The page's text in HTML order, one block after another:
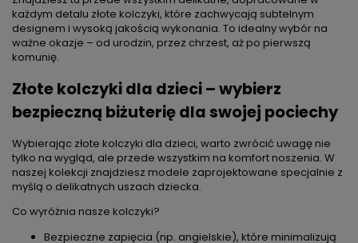
każdym detalu złote kolczyki, które zachwycają subtelnym
designem i wysoką jakością wykonania. To idealny wybór na
ważne okazje – od urodzin, przez chrzest, aż po pierwszą
komunię.
Złote kolczyki dla dzieci – wybierz
bezpieczną biżuterię dla swojej pociechy
Wybierając złote kolczyki dla dzieci, warto zwrócić uwagę nie
tylko na wygląd, ale przede wszystkim na komfort noszenia. W
naszej kolekcji znajdziesz modele zaprojektowane specjalnie z
myślą o delikatnych uszach dziecka.
Co wyróżnia nasze kolczyki?
Bezpieczne zapięcia (np. angielskie), które minimalizują